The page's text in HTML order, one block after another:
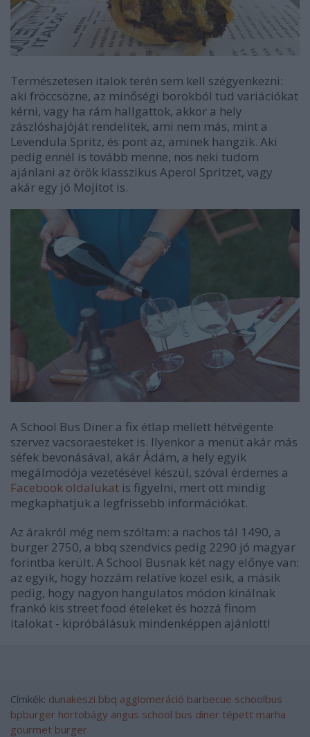
Természetesen italok terén sem kell szégyenkezni:
aki fröccsözne, az minőségi borokból tud variációkat
kérni, vagy ha rám hallgattok, akkor a hely
zászlóshajóját rendelitek, ami nem más, mint a
Levendula Spritz, és pont az, aminek hangzik. Aki
pedig ennél is tovább menne, nos neki tudom
ajánlani az örök klasszikus Aperol Spritzet, vagy
akár egy jó Mojitot is.
A School Bus Diner a fix étlap mellett hétvégente
szervez vacsoraesteket is. Ilyenkor a menüt akár más
séfek bevonásával, akár Ádám, a hely egyik
megálmodója vezetésével készül, szóval érdemes a
Facebook oldalukat is figyelni, mert ott mindig
megkaphatjuk a legfrissebb információkat.
Az árakról még nem szóltam: a nachos tál 1490, a
burger 2750, a bbq szendvics pedig 2290 jó magyar
forintba került. A School Busnak két nagy előnye van:
az egyik, hogy hozzám relatíve közel esik, a másik
pedig, hogy nagyon hangulatos módon kínálnak
frankó kis street food ételeket és hozzá finom
italokat - kipróbálásuk mindenképpen ajánlott!
Címkék: dunakeszi bbq agglomeráció barbecue schoolbus
bpburger hortobágy angus school bus diner tépett marha
gourmet burger